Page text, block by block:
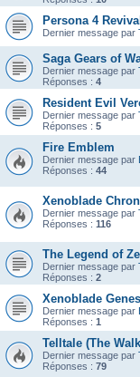
Persona 4 Revival
Dernier message par
Saga Gears of
Dernier message par
Réponses : 4
Resident Evil
Dernier message par
Réponses : 5
Fire Emblem
Dernier message par
Réponses : 44
Xenoblade
Dernier message par
Réponses : 116
The Legend of
Dernier message par
Réponses : 2
Xenoblade
Dernier message par
Réponses : 1
Telltale (The
Dernier message par
Réponses : 79